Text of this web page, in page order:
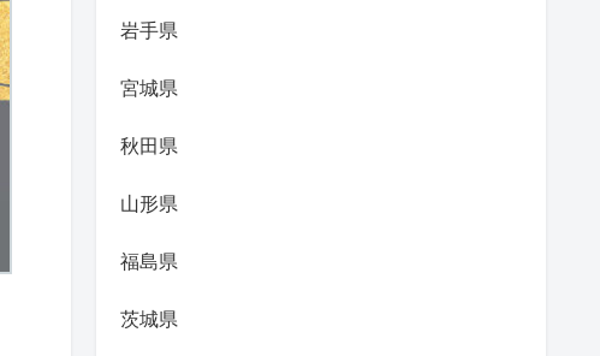
岩手県
宮城県
秋田県
山形県
福島県
茨城県